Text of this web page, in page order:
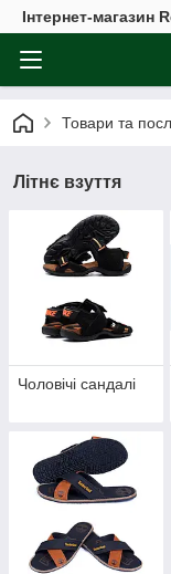
Інтернет-магазин
Товари та
Літнє взуття
Чоловічі сандалі